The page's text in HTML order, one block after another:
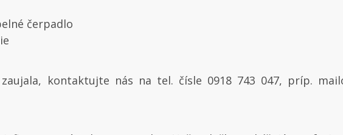
čerpadlo
kontaktujte nás na tel. čísle 0918 743 047, príp.